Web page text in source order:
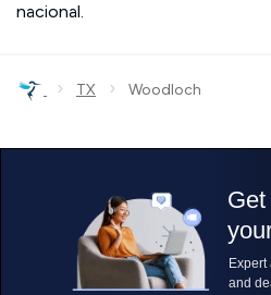
nacional.
› TX › Woodloch